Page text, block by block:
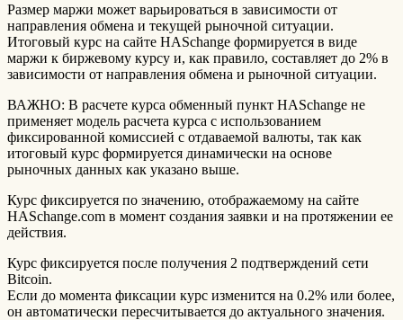
Размер маржи может варьироваться в зависимости от
направления обмена и текущей рыночной ситуации.
Итоговый курс на сайте HASchange формируется в виде
маржи к биржевому курсу и, как правило, составляет до 2% в
зависимости от направления обмена и рыночной ситуации.
ВАЖНО: В расчете курса обменный пункт HASchange не
применяет модель расчета курса с использованием
фиксированной комиссией с отдаваемой валюты, так как
итоговый курс формируется динамически на основе
рыночных данных как указано выше.
Курс фиксируется по значению, отображаемому на сайте
HASchange.com в момент создания заявки и на протяжении ее
действия.
Курс фиксируется после получения 2 подтверждений сети
Bitcoin.
Если до момента фиксации курс изменится на 0.2% или более,
он автоматически пересчитывается до актуального значения.